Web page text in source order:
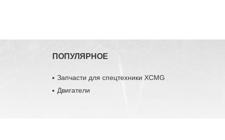
ПОПУЛЯРНОЕ
Запчасти для спецтехники XCMG
Двигатели